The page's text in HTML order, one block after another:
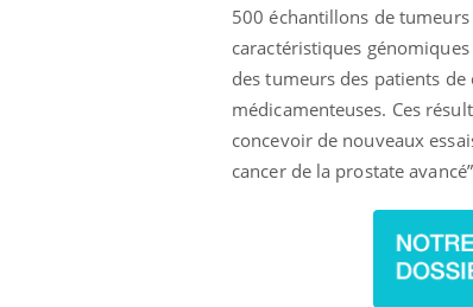
500 échantillons de
caractéristiques
des tumeurs des patients
médicamenteuses. Ces
concevoir de nouveaux
cancer de la prostate